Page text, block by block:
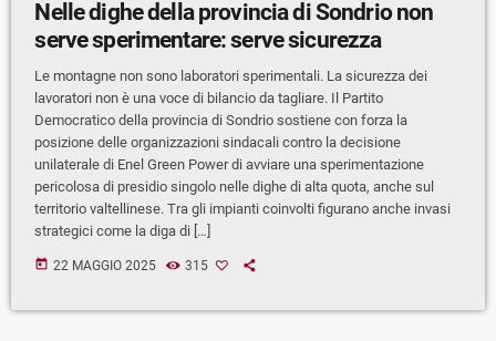
Nelle dighe della provincia di Sondrio non
serve sperimentare: serve sicurezza
Le montagne non sono laboratori sperimentali. La sicurezza dei
lavoratori non è una voce di bilancio da tagliare. Il Partito
Democratico della provincia di Sondrio sostiene con forza la
posizione delle organizzazioni sindacali contro la decisione
unilaterale di Enel Green Power di avviare una sperimentazione
pericolosa di presidio singolo nelle dighe di alta quota, anche sul
territorio valtellinese. Tra gli impianti coinvolti figurano anche invasi
strategici come la diga di […]
today 22 MAGGIO 2025 315